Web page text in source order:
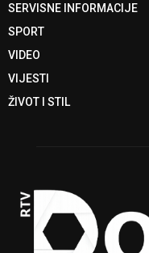
SERVISNE INFORMACIJE
SPORT
VIDEO
VIJESTI
ŽIVOT I STIL